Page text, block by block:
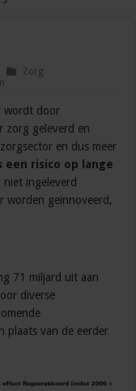
Zorg
wordt door
zorg geleverd en
en dus meer
risico op lange
ingeleverd
worden geïnnoveerd,
71 miljard uit aan
diverse
plaats van de eerder